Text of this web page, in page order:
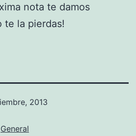
nota te damos
te la pierdas!
2013
General